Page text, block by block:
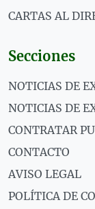
CARTAS AL
Secciones
NOTICIAS DE
NOTICIAS DE
CONTRATAR
CONTACTO
AVISO LEGAL
POLÍTICA DE